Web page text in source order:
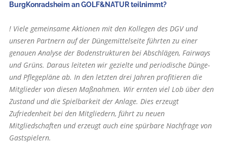
BurgKonradsheim an GOLF&NATUR teilnimmt?
! Viele gemeinsame Aktionen mit den Kollegen des DGV und
unseren Partnern auf der Düngemittelseite führten zu einer
genauen Analyse der Bodenstrukturen bei Abschlägen, Fairways
und Grüns. Daraus leiteten wir gezielte und periodische Dünge-
und Pflegepläne ab. In den letzten drei Jahren profitieren die
Mitglieder von diesen Maßnahmen. Wir ernten viel Lob über den
Zustand und die Spielbarkeit der Anlage. Dies erzeugt
Zufriedenheit bei den Mitgliedern, führt zu neuen
Mitgliedschaften und erzeugt auch eine spürbare Nachfrage von
Gastspielern.